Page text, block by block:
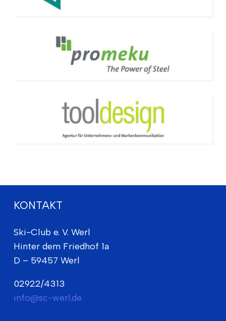
KONTAKT
Ski-Club e. V. Werl
Hinter dem Friedhof 1a
D – 59457 Werl
02922/4313
info@sc-werl.de